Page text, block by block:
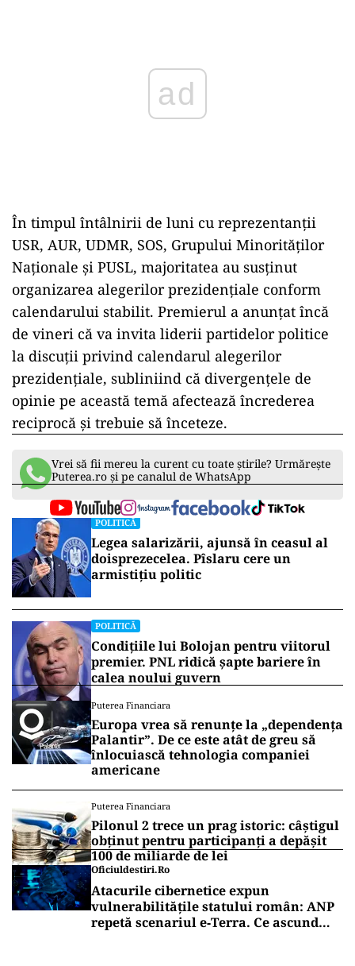
În timpul întâlnirii de luni cu reprezentanții
USR, AUR, UDMR, SOS, Grupului Minorităților
Naționale și PUSL, majoritatea au susținut
organizarea alegerilor prezidențiale conform
calendarului stabilit. Premierul a anunțat încă
de vineri că va invita liderii partidelor politice
la discuții privind calendarul alegerilor
prezidențiale, subliniind că divergențele de
opinie pe această temă afectează încrederea
reciprocă și trebuie să înceteze.
Vrei să fii mereu la curent cu toate știrile? Urmărește
Puterea.ro și pe canalul de WhatsApp
POLITICĂ
Legea salarizării, ajunsă în ceasul al
doisprezecelea. Pîslaru cere un
armistițiu politic
POLITICĂ
Condițiile lui Bolojan pentru viitorul
premier. PNL ridică șapte bariere în
calea noului guvern
Puterea Financiara
Europa vrea să renunțe la „dependența
Palantir”. De ce este atât de greu să
înlocuiască tehnologia companiei
americane
Puterea Financiara
Pilonul 2 trece un prag istoric: câștigul
obținut pentru participanți a depășit
100 de miliarde de lei
Oficiuldestiri.ro
Atacurile cibernetice expun
vulnerabilitățile statului român: ANP
repetă scenariul e‑Terra. Ce ascund